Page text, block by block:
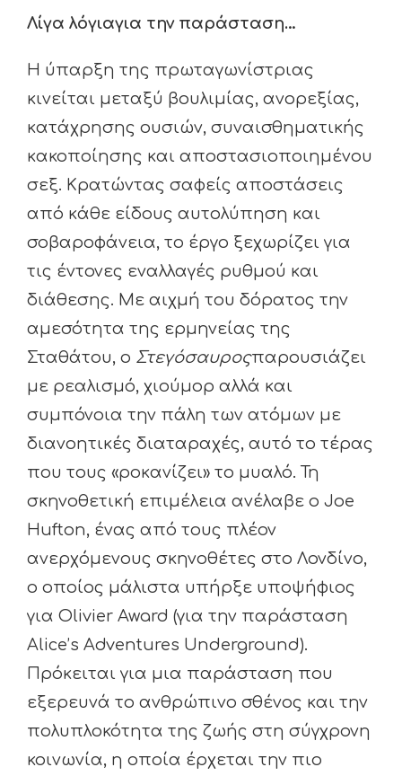
Λίγα λόγιαγια την παράσταση…
Η ύπαρξη της πρωταγωνίστριας
κινείται μεταξύ βουλιμίας, ανορεξίας,
κατάχρησης ουσιών, συναισθηματικής
κακοποίησης και αποστασιοποιημένου
σεξ. Κρατώντας σαφείς αποστάσεις
από κάθε είδους αυτολύπηση και
σοβαροφάνεια, το έργο ξεχωρίζει για
τις έντονες εναλλαγές ρυθμού και
διάθεσης. Με αιχμή του δόρατος την
αμεσότητα της ερμηνείας της
Σταθάτου, ο Στεγόσαυροςπαρουσιάζει
με ρεαλισμό, χιούμορ αλλά και
συμπόνοια την πάλη των ατόμων με
διανοητικές διαταραχές, αυτό το τέρας
που τους «ροκανίζει» το μυαλό. Τη
σκηνοθετική επιμέλεια ανέλαβε ο Joe
Hufton, ένας από τους πλέον
ανερχόμενους σκηνοθέτες στο Λονδίνο,
ο οποίος μάλιστα υπήρξε υποψήφιος
για Olivier Award (για την παράσταση
Alice’s Adventures Underground).
Πρόκειται για μια παράσταση που
εξερευνά το ανθρώπινο σθένος και την
πολυπλοκότητα της ζωής στη σύγχρονη
κοινωνία, η οποία έρχεται την πιο